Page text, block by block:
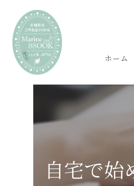
ホーム
自宅で